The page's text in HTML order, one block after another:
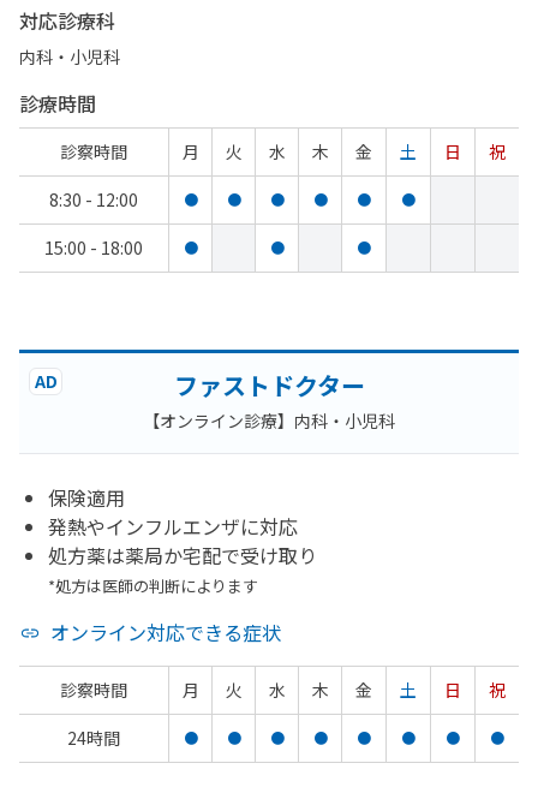
対応診療科
内科・​小児科
診療時間
診察時間 月 火 水 木 金 土 日
祝
8:30 - 12:00
● ● ● ● ● ●
15:00 - 18:00 ● ● ●
AD ファストドクター
【オンライン診療】内科・小児科
保険適用
発熱やインフルエンザに対応
処方薬は薬局か宅配で受け取り
*処方は医師の判断によります
オンライン対応できる症状
診察時間 月 火 水 木 金 土 日
祝
24時間
● ● ● ● ● ● ● ●